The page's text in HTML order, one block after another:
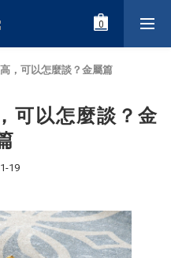
，可以怎麼談？金屬篇
可以怎麼談？金
19